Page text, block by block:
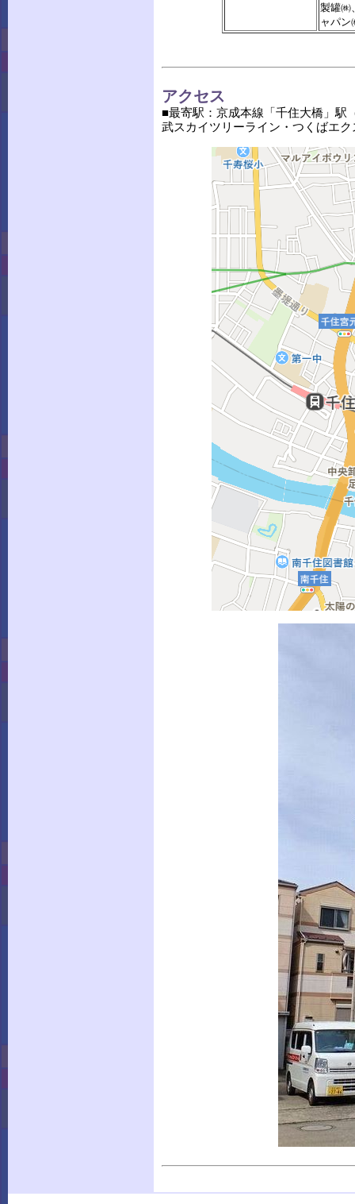
製罐㈱
ャパン
アクセス
■最寄駅：京成本線「千住大橋」駅
武スカイツリーライン・つくばエ